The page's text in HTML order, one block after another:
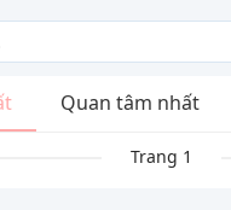
Quan tâm nhất
Trang 1